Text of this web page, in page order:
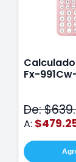
Fx-
De:
A: